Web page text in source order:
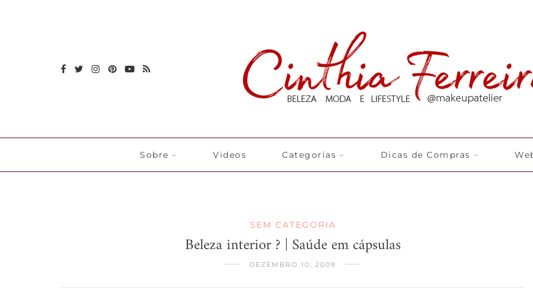
Sobre Videos Categorias Dicas de Compras
SEM CATEGORIA
Beleza interior ? | Saúde em cápsulas
DEZEMBRO 10, 2009